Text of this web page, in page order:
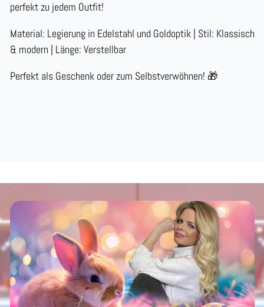
perfekt zu jedem Outfit!
Material: Legierung in Edelstahl und Goldoptik | Stil: Klassisch
& modern | Länge: Verstellbar
Perfekt als Geschenk oder zum Selbstverwöhnen! 🎁